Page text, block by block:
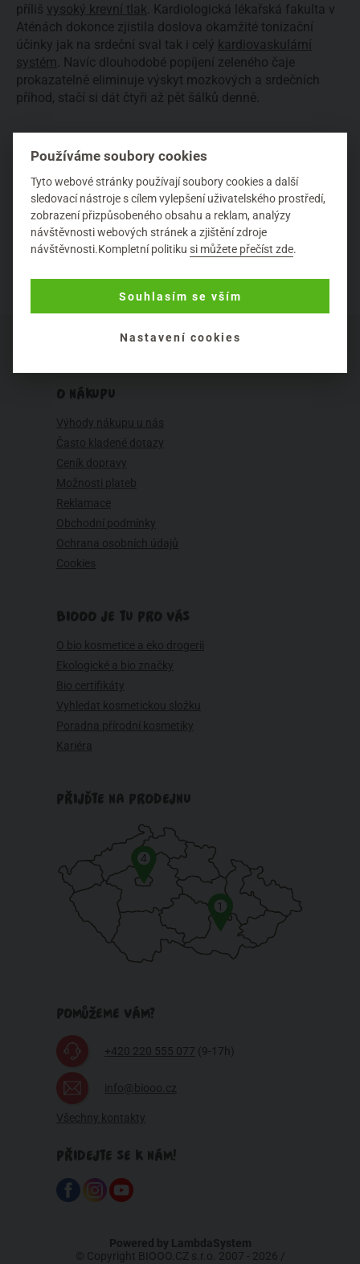
příliš vysoký krevní tlak . Kardiologická lékařská fakulta v
Aténách dokonce zjistila doslova okamžité tonizační
účinky jak na srdeční sval tak i celý kardiovaskulární
systém . Navíc dlouhodobé popíjení zeleného čaje
prokazatelně eliminuje výskyt mozkových a srdečních
příhod, stačí si dát čtyři až pět šálků denně.
Další článek
O NÁKUPU
Výhody nákupu u nás
Často kladené dotazy
Ceník dopravy
Možnosti plateb
Reklamace
Obchodní podmínky
Ochrana osobních údajů
Cookies
BIOOO JE TU PRO VÁS
O bio kosmetice a eko drogerii
Ekologické a bio značky
Bio certifikáty
Vyhledat kosmetickou složku
Poradna přírodní kosmetiky
Kariéra
PŘIJĎTE NA PRODEJNU
1
4
POMŮŽEME VÁM?
+420 220 555 077 (9-17h)
info@biooo.cz
Všechny kontakty
PŘIDEJTE SE K NÁM!
Powered by LambdaSystem
© Copyright BIOOO.CZ s.r.o. 2007 - 2026 /
Používáme soubory cookies
Tyto webové stránky používají soubory cookies a další
sledovací nástroje s cílem vylepšení uživatelského prostředí,
zobrazení přizpůsobeného obsahu a reklam, analýzy
návštěvnosti webových stránek a zjištění zdroje
návštěvnosti.Kompletní politikusi můžete přečíst zde.
Souhlasím se vším
Nastavení cookies